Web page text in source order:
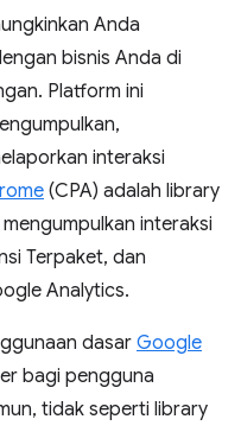
Anda
bisnis Anda di
Platform ini
interaksi
(CPA) adalah library
interaksi
Terpaket, dan
Analytics.
dasar Google
bagi pengguna
tidak seperti library